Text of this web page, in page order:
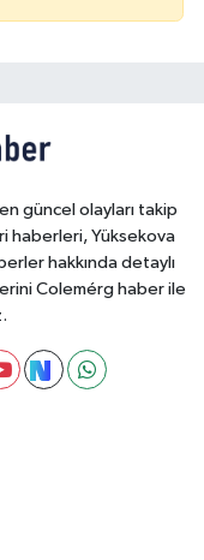
güncel olayları takip
haberleri, Yüksekova
hakkında detaylı
Colemérg haber ile